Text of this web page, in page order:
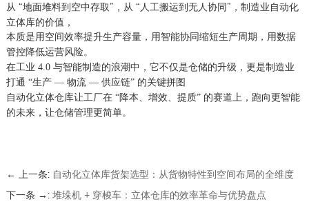
从 “地面堆料到空中存取”，从 “人工搬运到无人协同”，制造业自动化
立体库的价值，
本质是用空间效率提升生产容量，用智能协同缩短生产周期，用数据
管控降低运营风险。
在工业 4.0 与智能制造的浪潮中，它不仅是仓储的升级，更是制造业
打通 “生产 — 物流 — 供应链” 的关键拼图
自动化立体仓库让工厂在 “降本、增效、提质” 的赛道上，跑向更智能
的未来，让仓储管理更简单。
← 上一条: 自动化立体库货架选型：从货物特性到空间布局的全维度
考量
下一条 →: 堆垛机 + 穿梭车：立体仓库的效率革命与优势盘点